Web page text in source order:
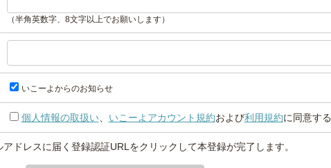
（半角英数字、8文字以上でお願いします）
いこーよからのお知らせ
個人情報の取扱い、 いこーよアカウント規約および利用規約に同意する
ドレスに届く登録認証URLをクリックして本登録が完了します。